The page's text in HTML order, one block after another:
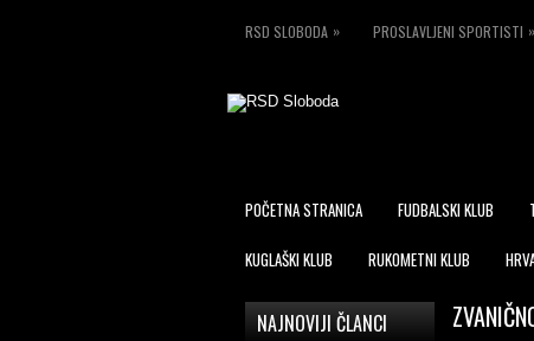
RSD SLOBODA » PROSLAVLJENI SPORTISTI »
POČETNA STRANICA FUDBALSKI KLUB
KUGLAŠKI KLUB RUKOMETNI KLUB
NAJNOVIJI ČLANCI